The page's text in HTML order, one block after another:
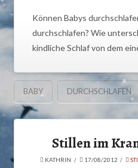
Können Babys
durchschlafen? Wie
kindliche Schlaf von dem
BABY DURCHSCHLAFEN
Stillen im
KATHRIN 17/08/2012